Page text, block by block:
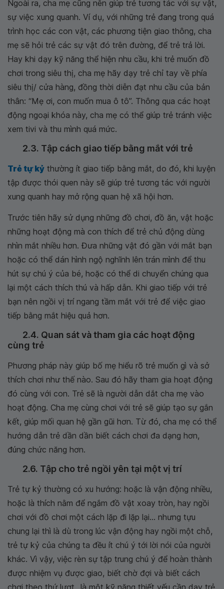
Ngoài ra, cha mẹ cũng nên giúp trẻ tương tác với sự vật,
sự việc xung quanh. Ví dụ, với những trẻ đang trong quá
trình học các con vật, các phương tiện giao thông, cha
mẹ sẽ hỏi trẻ các sự vật đó trên đường, để trẻ trả lời.
Hay khi dạy kỹ năng thể hiện nhu cầu, khi trẻ muốn đồ
chơi trong siêu thị, cha mẹ hãy dạy trẻ chỉ tay về phía
siêu thị/ cửa hàng, đồng thời diễn đạt nhu cầu của bản
thân: “Mẹ ơi, con muốn mua ô tô”. Thông qua các hoạt
động ngoại khóa này, cha mẹ có thể giúp trẻ tránh việc
xem tivi và thu mình quá mức.
2.3. Tập cách giao tiếp bằng mắt với trẻ
Trẻ tự kỷ thường ít giao tiếp bằng mắt, do đó, khi luyện
tập được thói quen này sẽ giúp trẻ tương tác với người
xung quanh hay mở rộng quan hệ xã hội hơn.
Trước tiên hãy sử dụng những đồ chơi, đồ ăn, vật hoặc
những hoạt động mà con thích để trẻ chủ động dùng
nhìn mắt nhiều hơn. Đưa những vật đó gần với mắt bạn
hoặc có thể dán hình ngộ nghĩnh lên trán mình để thu
hút sự chú ý của bé, hoặc có thể di chuyển chúng qua
lại một cách thích thú và hấp dẫn. Khi giao tiếp với trẻ
bạn nên ngồi vị trí ngang tầm mắt với trẻ để việc giao
tiếp bằng mắt hiệu quả hơn.
2.4. Quan sát và tham gia các hoạt động
cùng trẻ
Phương pháp này giúp bố mẹ hiểu rõ trẻ muốn gì và sở
thích chơi như thế nào. Sau đó hãy tham gia hoạt động
đó cùng với con. Trẻ sẽ là người dẫn dắt cha mẹ vào
hoạt động. Cha mẹ cùng chơi với trẻ sẽ giúp tạo sự gắn
kết, giúp mối quan hệ gần gũi hơn. Từ đó, cha mẹ có thể
hướng dẫn trẻ dần dần biết cách chơi đa dạng hơn,
đúng chức năng hơn.
2.6. Tập cho trẻ ngồi yên tại một vị trí
Trẻ tự kỷ thường có xu hướng: hoặc là vận động nhiều,
hoặc là thích nằm để ngắm đồ vật xoay tròn, hay ngồi
chơi với đồ chơi một cách lặp đi lặp lại... nhưng tựu
chung lại thì là dù trong lúc vận động hay ngồi một chỗ,
trẻ tự kỷ của chúng ta đều ít chú ý tới lời nói của người
khác. Vì vậy, việc rèn sự tập trung chú ý để hoàn thành
được nhiệm vụ được giao, biết chờ đợi và biết cách
chơi theo thứ lượt...là một kỹ năng thiết yếu cần dạy trẻ